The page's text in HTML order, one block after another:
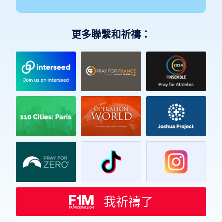
更多聯繫和祈禱：
我祈禱了
Russian
Spanish
Swahili
Tamil
Telugu
Thai
Urdu
Vietnamese